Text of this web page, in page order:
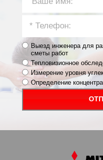
Выезд инженера для
сметы работ
Тепловизионное
Измерение уровня
Определение